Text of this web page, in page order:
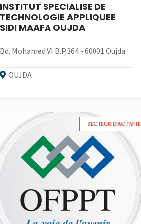
INSTITUT SPECIALISE DE
TECHNOLOGIE APPLIQUEE
SIDI MAAFA OUJDA
Bd. Mohamed VI B.P.364 - 60001 Oujda
OUJDA
SECTEUR D'ACTIVITE